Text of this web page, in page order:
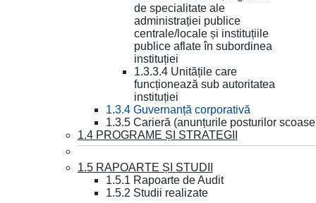
de specialitate ale
administrației publice
centrale/locale și instituțiile
publice aflate în subordinea
instituției
1.3.3.4 Unitățile care
funcționează sub autoritatea
instituției
1.3.4 Guvernanță corporativă
1.3.5 Carieră (anunțurile posturilor
1.4 PROGRAME ȘI STRATEGII
1.5 RAPOARTE ȘI STUDII
1.5.1 Rapoarte de Audit
1.5.2 Studii realizate